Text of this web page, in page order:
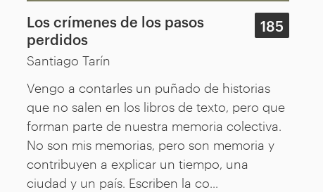
Los crímenes de los pasos
perdidos
Santiago Tarín
185
Vengo a contarles un puñado de historias
que no salen en los libros de texto, pero que
forman parte de nuestra memoria colectiva.
No son mis memorias, pero son memoria y
contribuyen a explicar un tiempo, una
ciudad y un país. Escriben la co...